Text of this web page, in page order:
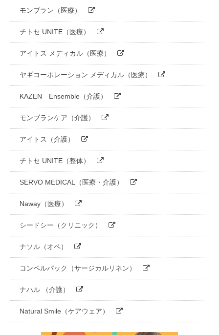
モンブラン（医療）
チトセ UNITE（医療）
アイトス メディカル（医療）
ヤギコーポレーション メディカル（医療）
KAZEN Ensemble（介護）
モンブランケア（介護）
アイトス（介護）
チトセ UNITE（整体）
SERVO MEDICAL（医療・介護）
Naway（医療）
シードシー（クリニック）
ナソル（オペ）
コンペルパック（サージカルリネン）
ナハル （介護）
Natural Smile（ケアウェア）